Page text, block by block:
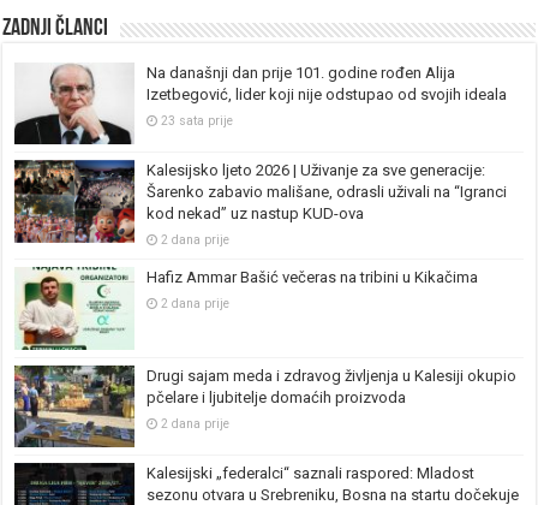
Zadnji članci
Na današnji dan prije 101. godine rođen Alija
Izetbegović, lider koji nije odstupao od svojih ideala
23 sata prije
Kalesijsko ljeto 2026 | Uživanje za sve generacije:
Šarenko zabavio mališane, odrasli uživali na “Igranci
kod nekad” uz nastup KUD-ova
2 dana prije
Hafiz Ammar Bašić večeras na tribini u Kikačima
2 dana prije
Drugi sajam meda i zdravog življenja u Kalesiji okupio
pčelare i ljubitelje domaćih proizvoda
2 dana prije
Kalesijski „federalci“ saznali raspored: Mladost
sezonu otvara u Srebreniku, Bosna na startu dočekuje